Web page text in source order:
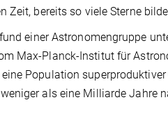
Zeit, bereits so viele Sterne
einer Astronomengruppe
Max-Planck-Institut für
Population
als eine Milliarde Jahre